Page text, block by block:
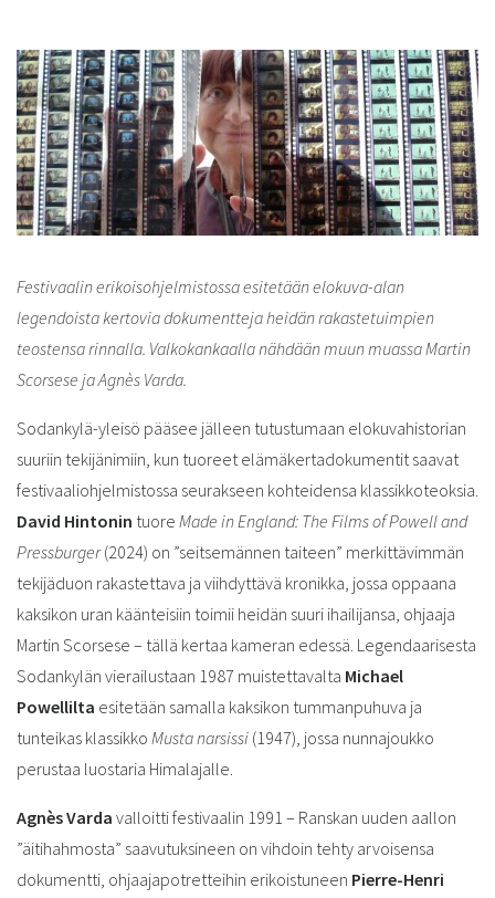
Festivaalin erikoisohjelmistossa esitetään elokuva-alan
legendoista kertovia dokumentteja heidän rakastetuimpien
teostensa rinnalla. Valkokankaalla nähdään muun muassa Martin
Scorsese ja Agnès Varda.
Sodankylä-yleisö pääsee jälleen tutustumaan elokuvahistorian
suuriin tekijänimiin, kun tuoreet elämäkertadokumentit saavat
festivaaliohjelmistossa seurakseen kohteidensa klassikkoteoksia.
David Hintonin tuore Made in England: The Films of Powell and
Pressburger(2024) on ”seitsemännen taiteen” merkittävimmän
tekijäduon rakastettava ja viihdyttävä kronikka, jossa oppaana
kaksikon uran käänteisiin toimii heidän suuri ihailijansa, ohjaaja
Martin Scorsese – tällä kertaa kameran edessä. Legendaarisesta
Sodankylän vierailustaan 1987 muistettavalta Michael
Powellilta esitetään samalla kaksikon tummanpuhuva ja
tunteikas klassikko Musta narsissi (1947), jossa nunnajoukko
perustaa luostaria Himalajalle.
Agnès Varda valloitti festivaalin 1991 – Ranskan uuden aallon
”äitihahmosta” saavutuksineen on vihdoin tehty arvoisensa
dokumentti, ohjaajapotretteihin erikoistuneen Pierre-Henri